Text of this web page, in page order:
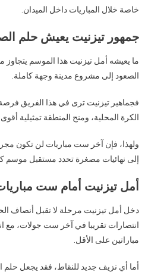
خاصة خلال المباريات داخل الميدان.
جمهور تيزنيت يعيش حلم
ما يعيشه أمل تيزنيت هذا الموسم يتجاوز
الصعود إلى مشروع مدينة وجهة كاملة.
فجماهير تيزنيت ترى في هذا الفريق
الكرة المحلية، ومنح المنطقة تمثيلية
ولهذا، فإن آخر ست مباريات لن تكون
إلى نهائيات مصغرة تحدد مستقبل موسم
أمل تيزنيت أمام ست
دخل أمل تيزنيت مرحلة لا تقبل أنصاف
انتصارات تقريبا في آخر ست جولات، مع
مباراتين على الأقل.
أما أي نزيف جديد للنقاط، فقد يجعل حلم